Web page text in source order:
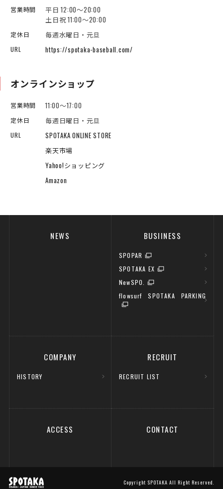
営業時間
平日 12:00～20:00
土日祝 11:00～20:00
定休日 毎週水曜日・元旦
URL https://spotaka-baseball.com/
オンラインショップ
営業時間 11:00～17:00
定休日 毎週日曜日・元旦
URL
SPOTAKA ONLINE STORE
楽天市場
Yahoo!ショッピング
Amazon
NEWS BUSIINESS
SPOPAR
SPOTAKA EX
NewSPO.
flowsurf SPOTAKA PARKING
COMPANY
HISTORY
RECRUIT
RECRUIT LIST
ACCESS CONTACT
Copyright SPOTAKA All Right Reserved.